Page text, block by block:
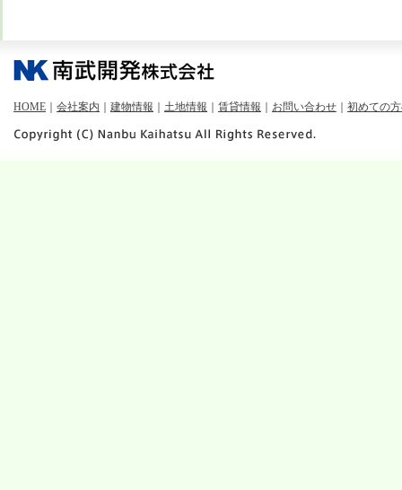
HOME 会社案内 建物情報 土地情報 賃貸情報 お問い合わせ 初めての